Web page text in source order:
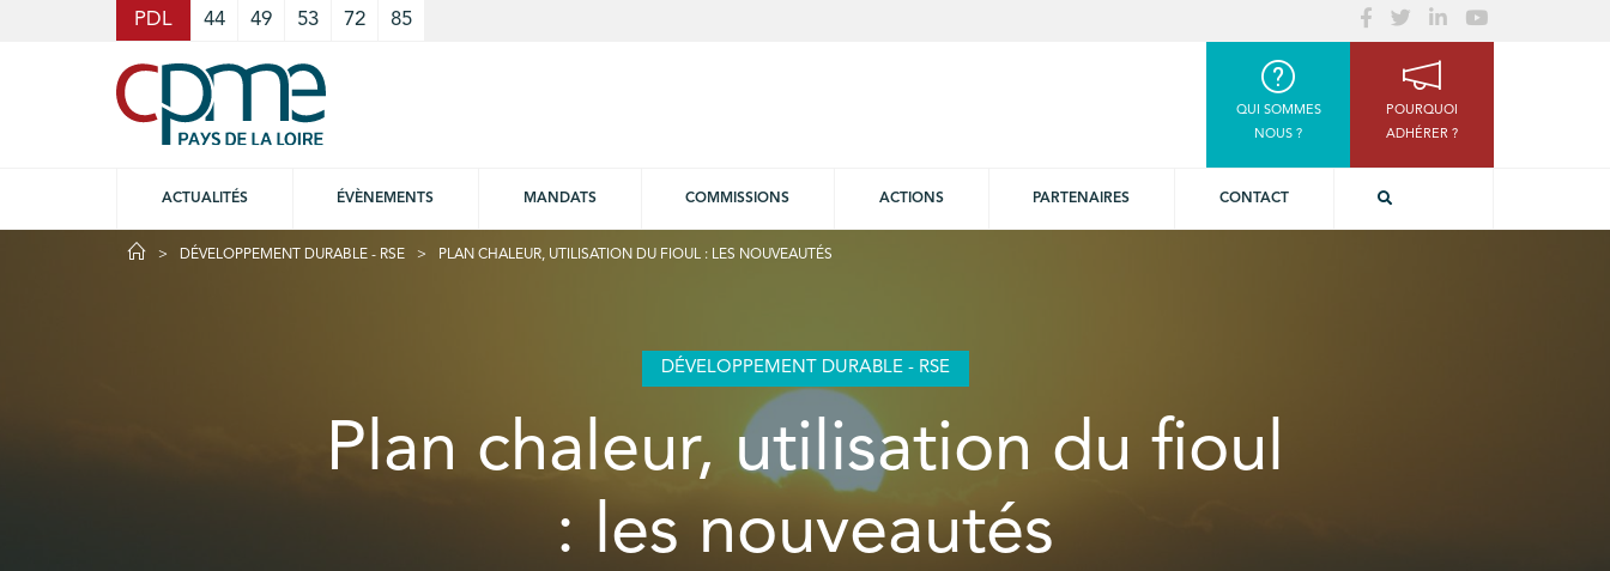
PDL 44 49 53 72 85
QUI SOMMES
NOUS ?
POURQUOI
ADHÉRER ?
ACTUALITÉS ÉVÈNEMENTS MANDATS COMMISSIONS ACTIONS PARTENAIRES CONTACT
DÉVELOPPEMENT DURABLE - RSE PLAN CHALEUR, UTILISATION DU FIOUL : LES NOUVEAUTÉS
DÉVELOPPEMENT DURABLE - RSE
Plan chaleur, utilisation du fioul
: les nouveautés
Cookies management panel